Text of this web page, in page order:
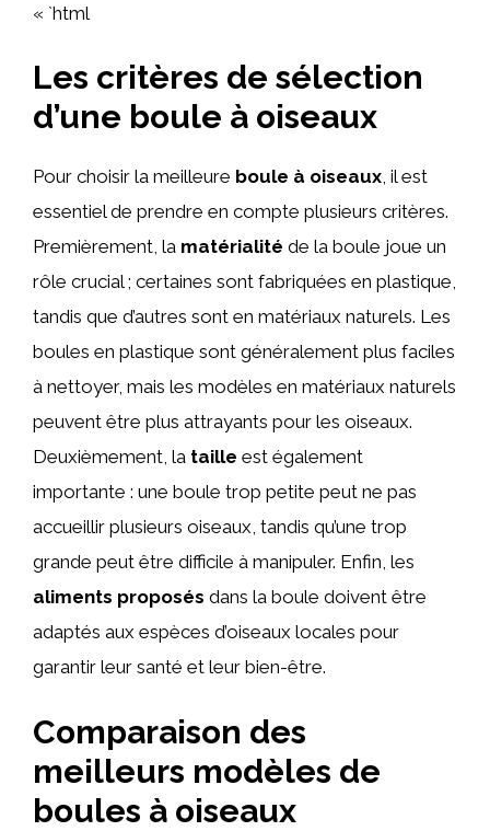
« `html
Les critères de sélection
d’une boule à oiseaux
Pour choisir la meilleure boule à oiseaux, il est
essentiel de prendre en compte plusieurs critères.
Premièrement, la matérialité de la boule joue un
rôle crucial ; certaines sont fabriquées en plastique,
tandis que d’autres sont en matériaux naturels. Les
boules en plastique sont généralement plus faciles
à nettoyer, mais les modèles en matériaux naturels
peuvent être plus attrayants pour les oiseaux.
Deuxièmement, la taille est également
importante : une boule trop petite peut ne pas
accueillir plusieurs oiseaux, tandis qu’une trop
grande peut être difficile à manipuler. Enfin, les
aliments proposés dans la boule doivent être
adaptés aux espèces d’oiseaux locales pour
garantir leur santé et leur bien-être.
Comparaison des
meilleurs modèles de
boules à oiseaux